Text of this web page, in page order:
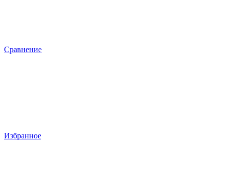
Сравнение
Избранное